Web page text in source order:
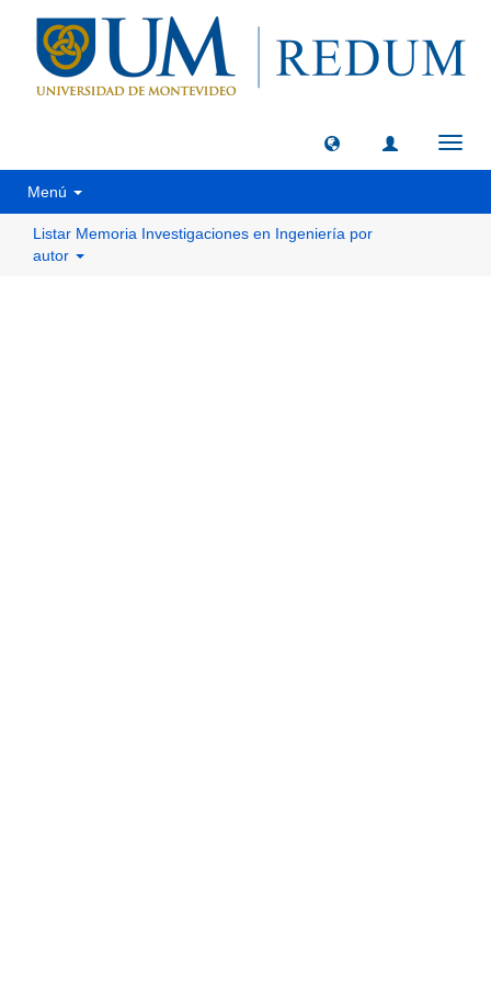
Menú
Listar Memoria Investigaciones en Ingeniería por
autor